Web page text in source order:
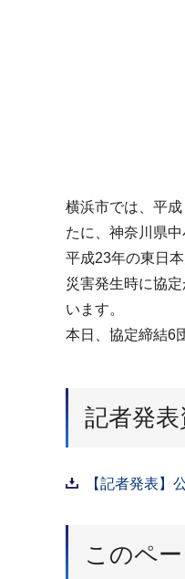
横浜市では、平
たに、神奈川県
平成23年の東日
災害発生時に協
います。
本日、協定締結6
記者発
【記者発表】
このペ